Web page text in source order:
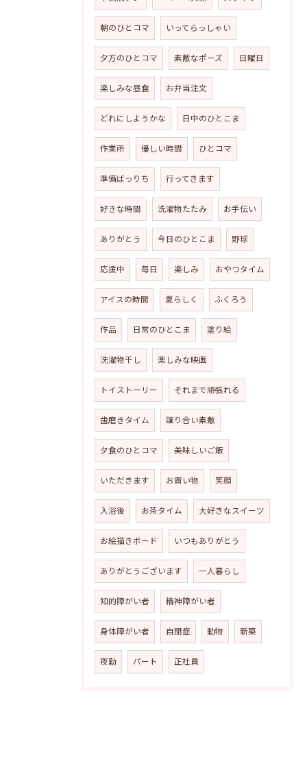
朝のひとコマ いってらっしゃい
夕方のひとコマ 素敵なポーズ 日曜日
楽しみな昼食 お弁当注文
どれにしようかな 日中のひとこま
作業所 優しい時間 ひとコマ
準備ばっりち 行ってきます
好きな時間 洗濯物たたみ お手伝い
ありがとう 今日のひとこま 野球
応援中 毎日 楽しみ おやつタイム
アイスの時間 夏らしく ふくろう
作品 日常のひとこま 塗り絵
洗濯物干し 楽しみな映画
トイストーリー それまで頑張れる
歯磨きタイム 譲り合い素敵
夕食のひとコマ 美味しいご飯
いただきます お買い物 笑顔
入浴後 お茶タイム 大好きなスイーツ
お絵描きボード いつもありがとう
ありがとうございます 一人暮らし
知的障がい者 精神障がい者
身体障がい者 自閉症 動物 新築
夜勤 パート 正社員